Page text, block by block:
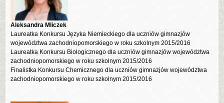
Aleksandra Mliczek
Laureatka Konkursu Języka Niemieckiego dla uczniów gimnazjów
województwa zachodniopomorskiego w roku szkolnym 2015/2016
Laureatka Konkursu Biologicznego dla uczniów gimnazjów województwa
zachodniopomorskiego w roku szkolnym 2015/2016
Finalistka Konkursu Chemicznego dla uczniów gimnazjów województwa
zachodniopomorskiego w roku szkolnym 2015/2016